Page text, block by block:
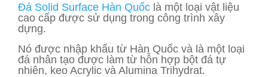
Đá Solid Surface Hàn Quốc là một loại vật liệu
cao cấp được sử dụng trong công trình xây
dựng.
Nó được nhập khẩu từ Hàn Quốc và là một loại
đá nhân tạo được làm từ hỗn hợp bột đá tự
nhiên, keo Acrylic và Alumina Trihydrat.